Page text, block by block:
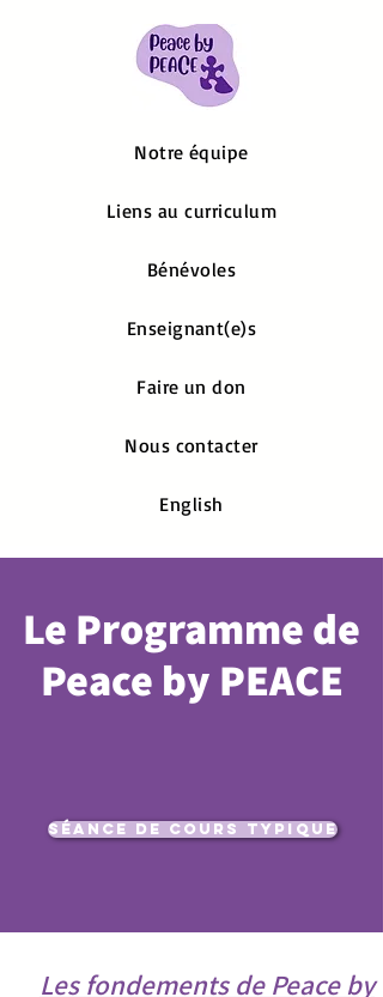
Notre équipe
Liens au curriculum
Bénévoles
Enseignant(e)s
Faire un don
Nous contacter
English
Le Programme de
Peace by PEACE
SÉANCE DE COURS TYPIQUE
Les fondements de Peace by